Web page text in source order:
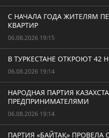
С НАЧАЛА ГОДА ЖИТЕЛЯМ
КВАРТИР
06.08.2026 19:15
В ТУРКЕСТАНЕ ОТКРОЮТ 42
06.08.2026 19:14
НАРОДНАЯ ПАРТИЯ
ПРЕДПРИНИМАТЕЛЯМИ
06.08.2026 19:14
ПАРТИЯ «БАЙТАҚ» ПРОВЕЛА